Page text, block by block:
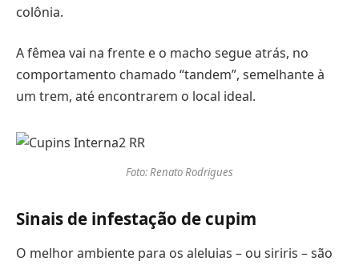
colônia.
A fêmea vai na frente e o macho segue atrás, no
comportamento chamado “tandem”, semelhante à
um trem, até encontrarem o local ideal.
Foto: Renato Rodrigues
Sinais de infestação de cupim
O melhor ambiente para os aleluias – ou siriris – são